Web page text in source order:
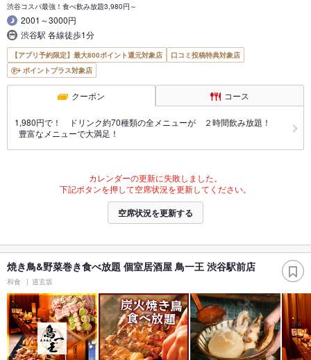
渋谷コスパ最強！食べ飲み放題3,980円～
2001～3000円
渋谷駅 各線徒歩1分
【アプリ予約限定】最大800ポイント還元対象店
口コミ投稿特典対象店
ポイントプラス対象店
クーポン コース
1,980円で！ ドリンク約70種類の全メニューが ２時間飲み放題！
豊富なメニューで大満足！
カレンダーの更新に失敗しました。
下記ボタンを押して空席状況を更新してください。
空席状況を更新する
焼き鳥&野菜巻き食べ放題 個室居酒屋 鳥一王 渋谷駅前店
和食 道玄坂